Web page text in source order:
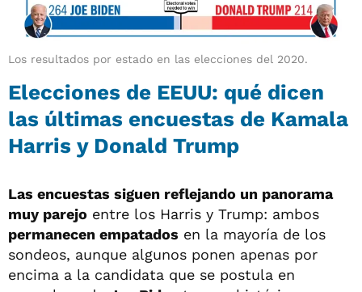
Los resultados por estado en las elecciones del 2020.
Elecciones de EEUU: qué dicen
las últimas encuestas de Kamala
Harris y Donald Trump
Las encuestas siguen reflejando un panorama
muy parejo entre los Harris y Trump: ambos
permanecen empatados en la mayoría de los
sondeos, aunque algunos ponen apenas por
encima a la candidata que se postula en